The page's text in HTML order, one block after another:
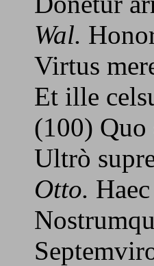
Wal.
Virtus
Et ille
(100) Quo
Ultrò
Otto.